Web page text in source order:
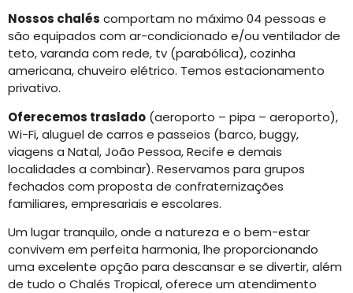
Nossos chalés comportam no máximo 04 pessoas e
são equipados com ar-condicionado e/ou ventilador de
teto, varanda com rede, tv (parabólica), cozinha
americana, chuveiro elétrico. Temos estacionamento
privativo.
Oferecemos traslado (aeroporto – pipa – aeroporto),
Wi-Fi, aluguel de carros e passeios (barco, buggy,
viagens a Natal, João Pessoa, Recife e demais
localidades a combinar). Reservamos para grupos
fechados com proposta de confraternizações
familiares, empresariais e escolares.
Um lugar tranquilo, onde a natureza e o bem-estar
convivem em perfeita harmonia, lhe proporcionando
uma excelente opção para descansar e se divertir, além
de tudo o Chalés Tropical, oferece um atendimento